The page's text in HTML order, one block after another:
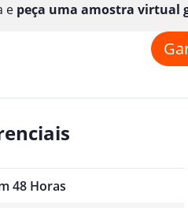
e peça uma amostra virtual
48 Horas